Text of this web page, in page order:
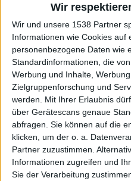
Wir
Wir und unsere 1538 Partner
Informationen wie Cookies auf
personenbezogene Daten wie
Standardinformationen, die
Werbung und Inhalte,
Zielgruppenforschung und
werden.
Mit Ihrer Erlaubnis
über Gerätescans genaue
abfragen. Sie können auf die
klicken, um der o. a.
Partner zuzustimmen.
Informationen zugreifen und
Sie der Verarbeitung
Newsletter abonnieren